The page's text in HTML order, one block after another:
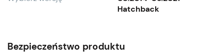
Hatchback
Bezpieczeństwo produktu